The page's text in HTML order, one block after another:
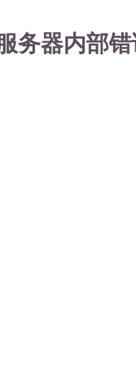
务器内部